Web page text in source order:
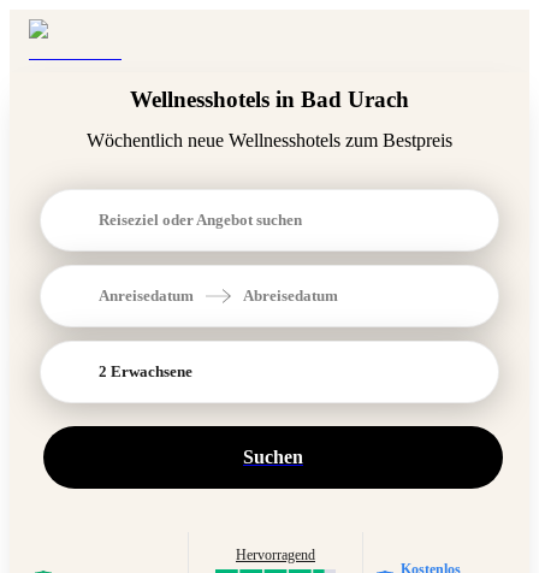
Wellnesshotels in Bad Urach
Wöchentlich neue Wellnesshotels zum Bestpreis
Reiseziel oder Angebot suchen
Anreisedatum Abreisedatum
2 Erwachsene
Suchen
Hervorragend